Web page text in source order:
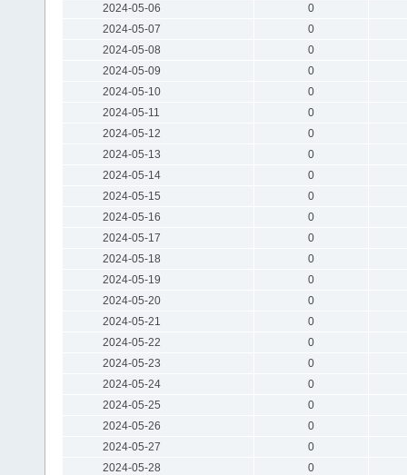
2024-05-06
0
2024-05-07
0
2024-05-08
0
2024-05-09
0
2024-05-10
0
2024-05-11
0
2024-05-12
0
2024-05-13
0
2024-05-14
0
2024-05-15
0
2024-05-16
0
2024-05-17
0
2024-05-18
0
2024-05-19
0
2024-05-20
0
2024-05-21
0
2024-05-22
0
2024-05-23
0
2024-05-24
0
2024-05-25
0
2024-05-26
0
2024-05-27
0
2024-05-28
0